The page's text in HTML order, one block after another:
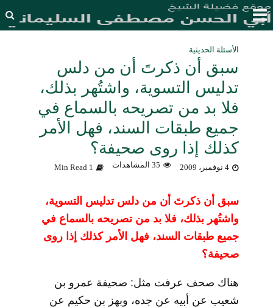
الأسئلة الحديثية
سبق أن ذكرتَ أن من دلس
تدليس التسوية، واشتُهر بذلك،
فلا بد من تصريحه بالسماع في
جميع طبقات السند، فهل الأمر
كذلك إذا روى صحيفة؟
4 نوفمبر، 2009 35 المشاهدات 1 Min Read
سبق أن ذكرتَ أن من دلس تدليس التسوية،
واشتُهر بذلك، فلا بد من تصريحه بالسماع في
جميع طبقات السند، فهل الأمر كذلك إذا روى
صحيفة؟
هناك صحف عرفت مثل: صحيفة عمرو بن
شعيب عن أبيه عن جده، وبهز بن حكيم عن